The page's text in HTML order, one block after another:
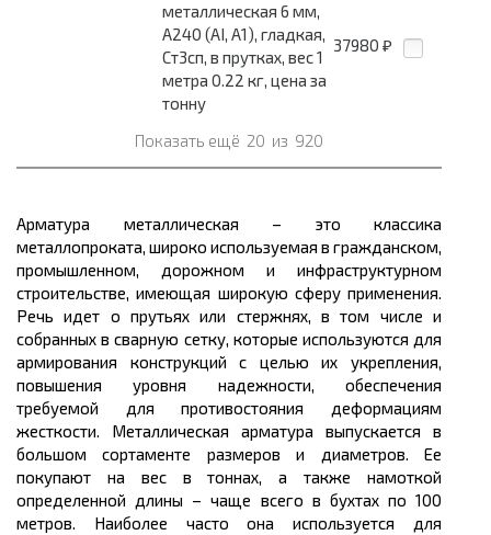
металлическая 6 мм,
А240 (АI, А1), гладкая,
Ст3сп, в прутках, вес 1
метра 0.22 кг, цена за
тонну
37980 ₽
Показать ещё 20 из 920
Арматура металлическая – это классика
металлопроката, широко используемая в гражданском,
промышленном, дорожном и инфраструктурном
строительстве, имеющая широкую сферу применения.
Речь идет о прутьях или стержнях, в том числе и
собранных в сварную сетку, которые используются для
армирования конструкций с целью их укрепления,
повышения уровня надежности, обеспечения
требуемой для противостояния деформациям
жесткости. Металлическая арматура выпускается в
большомсортаменте размеров и диаметров. Ее
покупают на вес в тоннах, а также намоткой
определенной длины – чаще всего в бухтахпо 100
метров. Наиболее часто она используется для